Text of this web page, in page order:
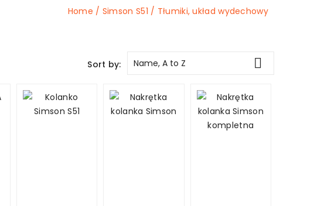
Home Simson S51 Tłumiki, układ wydechowy
Sort by: Name, A to Z 